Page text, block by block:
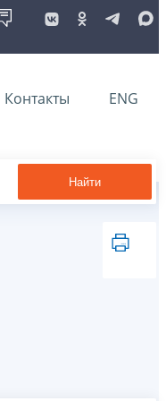
Контакты ENG
Найти